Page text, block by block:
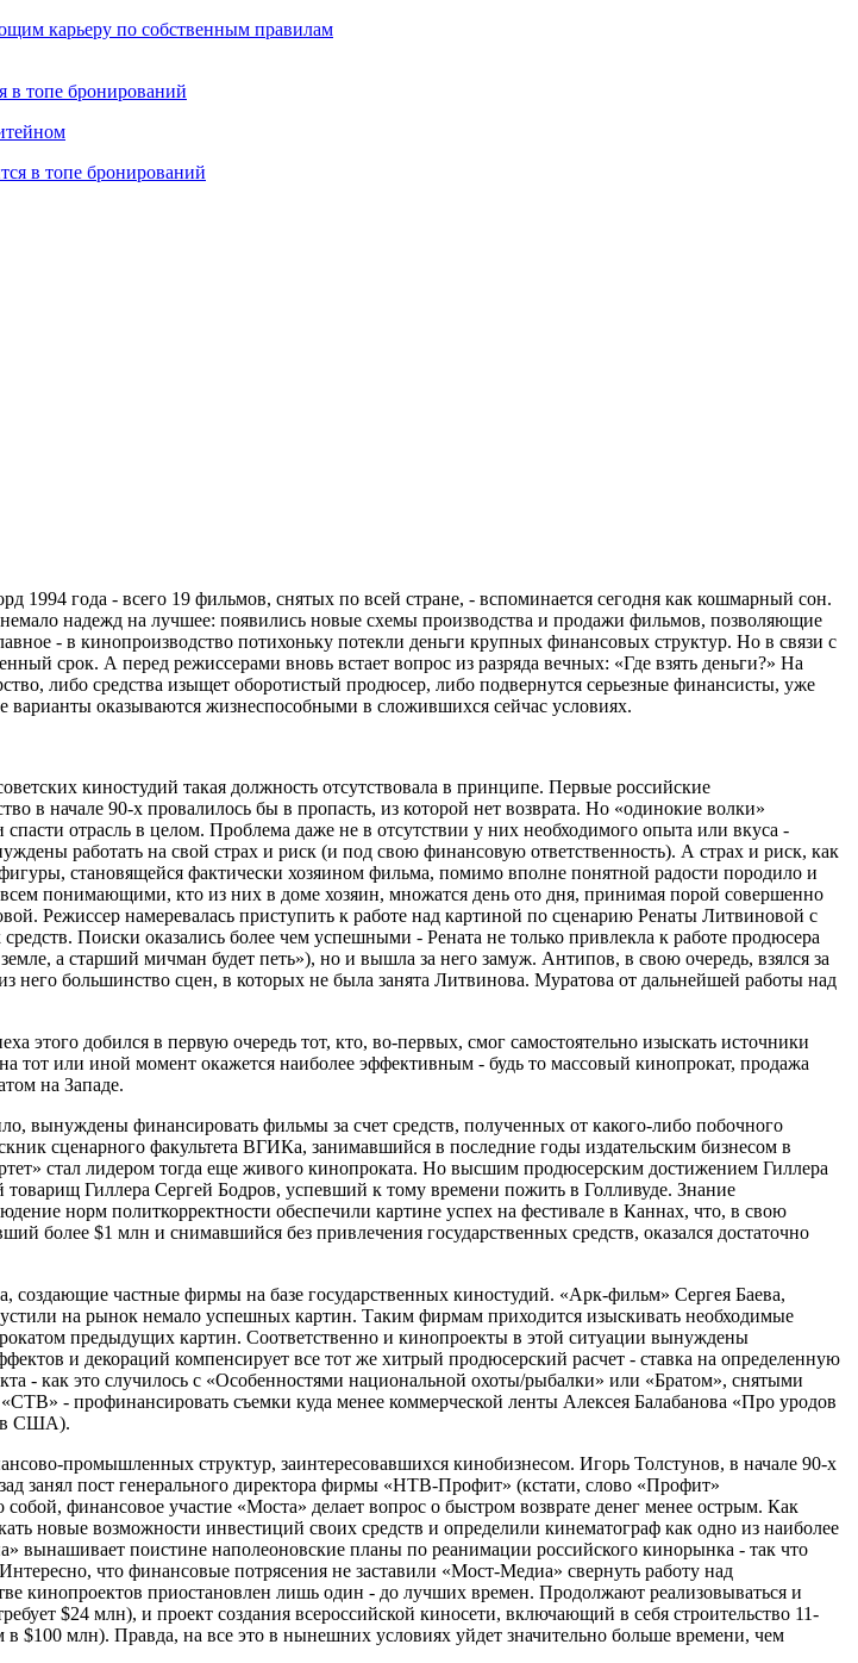
карьеру по собственным правилам
в топе бронирований
1994 года - всего 19 фильмов, снятых по всей стране, - вспоминается сегодня как кошмарный сон.
надежд на лучшее: появились новые схемы производства и продажи фильмов, позволяющие
- в кинопроизводство потихоньку потекли деньги крупных финансовых структур. Но в связи с
срок. А перед режиссерами вновь встает вопрос из разряда вечных: «Где взять деньги?» На
либо средства изыщет оборотистый продюсер, либо подвернутся серьезные финансисты, уже
оказываются жизнеспособными в сложившихся сейчас условиях.
киностудий такая должность отсутствовала в принципе. Первые российские
в начале 90-х провалилось бы в пропасть, из которой нет возврата. Но «одинокие волки»
отрасль в целом. Проблема даже не в отсутствии у них необходимого опыта или вкуса -
работать на свой страх и риск (и под свою финансовую ответственность). А страх и риск, как
становящейся фактически хозяином фильма, помимо вполне понятной радости породило и
понимающими, кто из них в доме хозяин, множатся день ото дня, принимая порой совершенно
Режиссер намеревалась приступить к работе над картиной по сценарию Ренаты Литвиновой с
Поиски оказались более чем успешными - Рената не только привлекла к работе продюсера
а старший мичман будет петь»), но и вышла за него замуж. Антипов, в свою очередь, взялся за
большинство сцен, в которых не была занята Литвинова. Муратова от дальнейшей работы над
добился в первую очередь тот, кто, во-первых, смог самостоятельно изыскать источники
тот или иной момент окажется наиболее эффективным - будь то массовый кинопрокат, продажа
на Западе.
вынуждены финансировать фильмы за счет средств, полученных от какого-либо побочного
сценарного факультета ВГИКа, занимавшийся в последние годы издательским бизнесом в
стал лидером тогда еще живого кинопроката. Но высшим продюсерским достижением Гиллера
Гиллера Сергей Бодров, успевший к тому времени пожить в Голливуде. Знание
норм политкорректности обеспечили картине успех на фестивале в Каннах, что, в свою
более $1 млн и снимавшийся без привлечения государственных средств, оказался достаточно
частные фирмы на базе государственных киностудий. «Арк-фильм» Сергея Баева,
на рынок немало успешных картин. Таким фирмам приходится изыскивать необходимые
предыдущих картин. Соответственно и кинопроекты в этой ситуации вынуждены
и декораций компенсирует все тот же хитрый продюсерский расчет - ставка на определенную
- как это случилось с «Особенностями национальной охоты/рыбалки» или «Братом», снятыми
- профинансировать съемки куда менее коммерческой ленты Алексея Балабанова «Про уродов
в США).
промышленных структур, заинтересовавшихся кинобизнесом. Игорь Толстунов, в начале 90-х
занял пост генерального директора фирмы «НТВ-Профит» (кстати, слово «Профит»
финансовое участие «Моста» делает вопрос о быстром возврате денег менее острым. Как
новые возможности инвестиций своих средств и определили кинематограф как одно из наиболее
вынашивает поистине наполеоновские планы по реанимации российского кинорынка - так что
что финансовые потрясения не заставили «Мост-Медиа» свернуть работу над
кинопроектов приостановлен лишь один - до лучших времен. Продолжают реализовываться и
$24 млн), и проект создания всероссийской киносети, включающий в себя строительство 11-
$100 млн). Правда, на все это в нынешних условиях уйдет значительно больше времени, чем